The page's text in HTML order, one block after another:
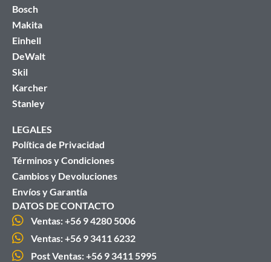
Bosch
Makita
Einhell
DeWalt
Skil
Karcher
Stanley
LEGALES
Política de Privacidad
Términos y Condiciones
Cambios y Devoluciones
Envíos y Garantía
DATOS DE CONTACTO
Ventas: +56 9 4280 5006
Ventas: +56 9 3411 6232
Post Ventas: +56 9 3411 5995